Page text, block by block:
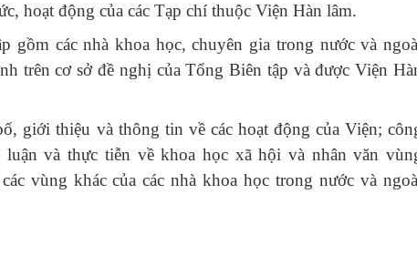
hoạt động của các Tạp chí thuộc Viện Hàn lâm.
gồm các nhà khoa học, chuyên gia trong nước và
trên cơ sở đề nghị của Tổng Biên tập và được Viện
giới thiệu và thông tin về các hoạt động của Viện;
và thực tiễn về khoa học xã hội và nhân văn
vùng khác của các nhà khoa học trong nước và